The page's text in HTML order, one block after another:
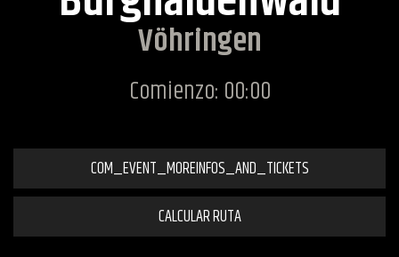
Vöhringen
Comienzo: 00:00
COM_EVENT_MOREINFOS_AND_TICKETS
CALCULAR RUTA